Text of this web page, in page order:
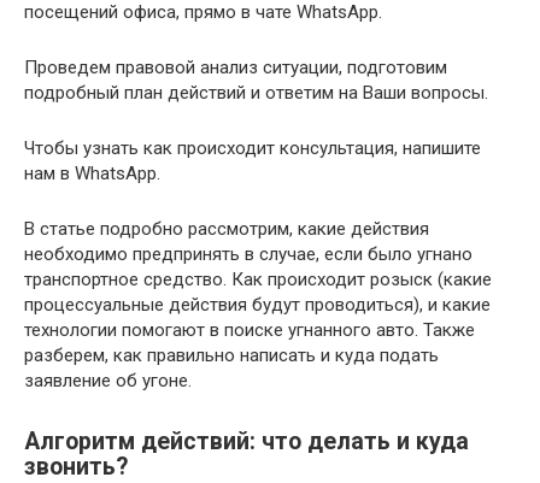
посещений офиса, прямо в чате WhatsApp.
Проведем правовой анализ ситуации, подготовим
подробный план действий и ответим на Ваши вопросы.
Чтобы узнать как происходит консультация, напишите
нам в WhatsApp.
В статье подробно рассмотрим, какие действия
необходимо предпринять в случае, если было угнано
транспортное средство. Как происходит розыск (какие
процессуальные действия будут проводиться), и какие
технологии помогают в поиске угнанного авто. Также
разберем, как правильно написать и куда подать
заявление об угоне.
Алгоритм действий: что делать и куда
звонить?